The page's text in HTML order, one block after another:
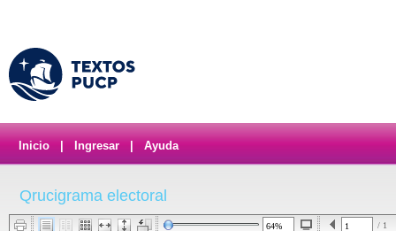
Inicio Ingresar Ayuda
Qrucigrama electoral
/ 1